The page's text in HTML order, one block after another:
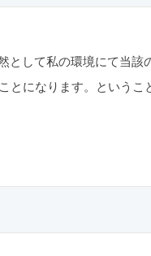
して私の環境にて当該
になります。というこ